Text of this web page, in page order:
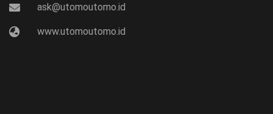
ask@utomoutomo.id
www.utomoutomo.id